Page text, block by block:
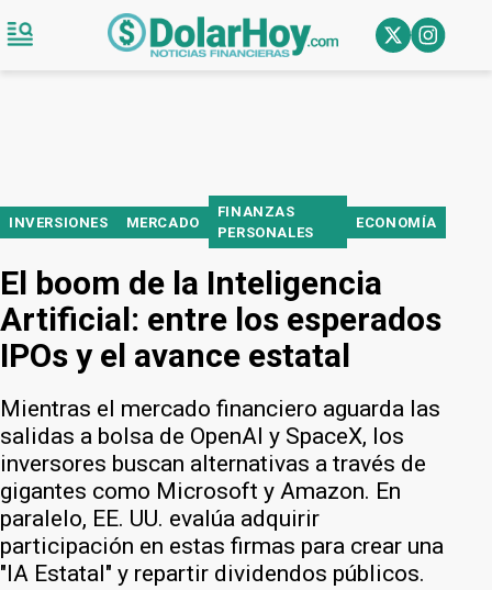
INVERSIONES MERCADO
FINANZAS
PERSONALES
ECONOMÍA
El boom de la Inteligencia
Artificial: entre los esperados
IPOs y el avance estatal
Mientras el mercado financiero aguarda las
salidas a bolsa de OpenAI y SpaceX, los
inversores buscan alternativas a través de
gigantes como Microsoft y Amazon. En
paralelo, EE. UU. evalúa adquirir
participación en estas firmas para crear una
"IA Estatal" y repartir dividendos públicos.